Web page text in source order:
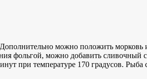
Дополнительно можно положить
фольгой, можно добавить сливочный
при температуре 170 градусов. Рыба